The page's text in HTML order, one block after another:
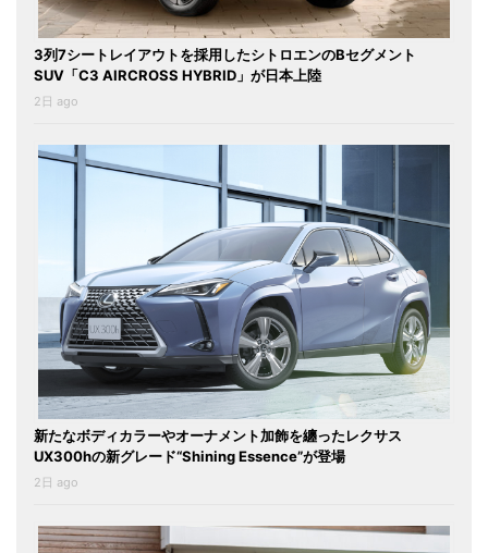
3列7シートレイアウトを採用したシトロエンのBセグメント
SUV「C3 AIRCROSS HYBRID」が日本上陸
2日 ago
新たなボディカラーやオーナメント加飾を纏ったレクサス
UX300hの新グレード“Shining Essence”が登場
2日 ago